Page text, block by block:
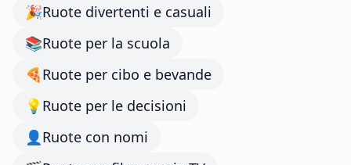
🎉Ruote divertenti e casuali
📚Ruote per la scuola
🍕Ruote per cibo e bevande
💡 Ruote per le decisioni
👤 Ruote con nomi